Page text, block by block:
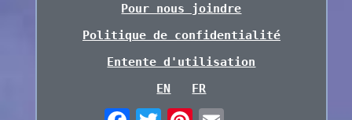
Pour nous joindre
Politique de confidentialité
Entente d'utilisation
EN
FR